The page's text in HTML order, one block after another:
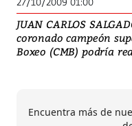
JUAN CARLOS
coronado campeón
Boxeo (CMB) podría
Encuentra más de